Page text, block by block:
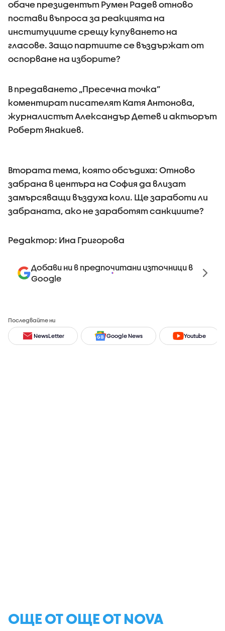
обаче президентът Румен Радев отново
постави въпроса за реакцията на
институциите срещу купуването на
гласове. Защо партиите се въздържат от
оспорване на изборите?
В предаването „Пресечна точка”
коментират писателят Катя Антонова,
журналистът Александър Детев и актьорът
Роберт Янакиев.
Втората тема, която обсъдиха: Отново
забрана в центъра на София да влизат
замърсяващи въздуха коли. Ще заработи ли
забраната, ако не заработят санкциите?
Редактор: Ина Григорова
Добави ни в предпочитани източници в
Google
Последвайте ни
NewsLetter Google News Youtube
ОЩЕ ОТ ОЩЕ ОТ NOVA